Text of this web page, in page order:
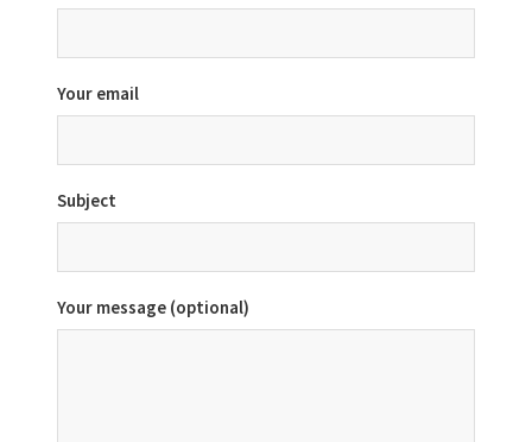
Your email
Subject
Your message (optional)